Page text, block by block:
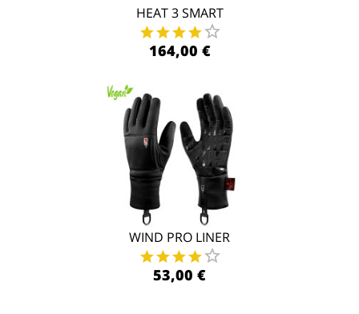
HEAT 3 SMART
164,00 €
WIND PRO LINER
53,00 €